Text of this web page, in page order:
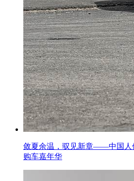
敛夏余温，驭见新章——中国人
购车嘉年华